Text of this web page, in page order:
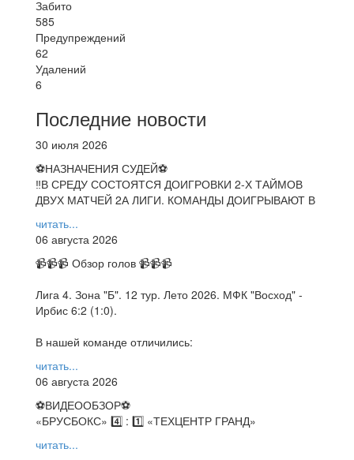
Забито
585
Предупреждений
62
Удалений
6
Последние новости
30 июля 2026
⚽НАЗНАЧЕНИЯ СУДЕЙ⚽
‼В СРЕДУ СОСТОЯТСЯ ДОИГРОВКИ 2-Х ТАЙМОВ
ДВУХ МАТЧЕЙ 2А ЛИГИ. КОМАНДЫ ДОИГРЫВАЮТ В
читать...
06 августа 2026
📹📹📹 Обзор голов 📹📹📹
Лига 4. Зона "Б". 12 тур. Лето 2026. МФК "Восход" -
Ирбис 6:2 (1:0).
В нашей команде отличились:
читать...
06 августа 2026
⚽️ВИДЕООБЗОР⚽️
«БРУСБОКС» 4️⃣ : 1️⃣ «ТЕХЦЕНТР ГРАНД»
читать...